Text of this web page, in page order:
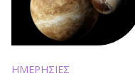
ΗΜΕΡΗΣΙΕΣ